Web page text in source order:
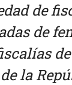
de
de
la